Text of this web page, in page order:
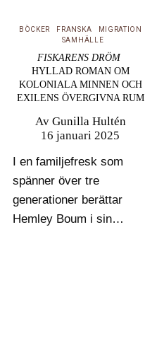
BÖCKER FRANSKA
MIGRATION
SAMHÄLLE
FISKARENS DRÖM
HYLLAD ROMAN OM
KOLONIALA MINNEN OCH
EXILENS ÖVERGIVNA RUM
Av Gunilla Hultén
16 januari 2025
I en familjefresk som
spänner över tre
generationer berättar
Hemley Boum i sin